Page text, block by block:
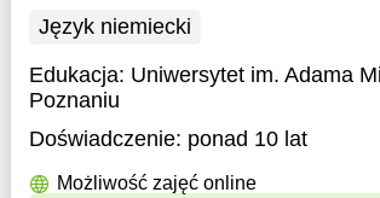
Język niemiecki
Edukacja: Uniwersytet im. Adama
Poznaniu
Doświadczenie: ponad 10 lat
Możliwość zajęć online